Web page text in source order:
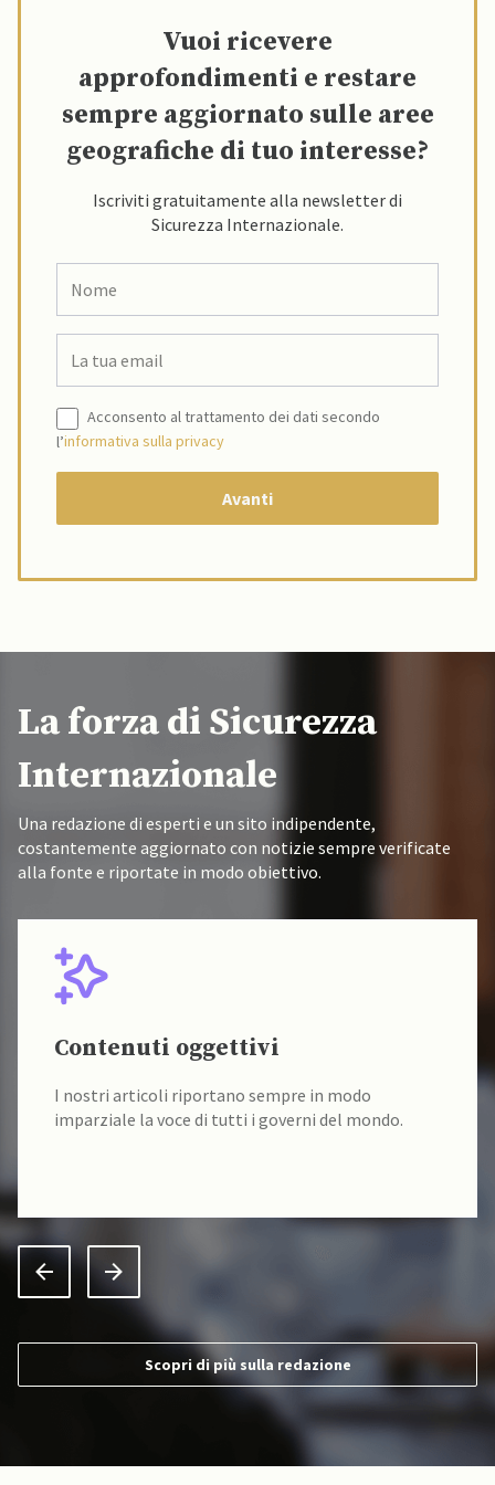
Vuoi ricevere
approfondimenti e restare
sempre aggiornato sulle aree
geografiche di tuo interesse?
Iscriviti gratuitamente alla newsletter di
Sicurezza Internazionale.
Acconsento al trattamento dei dati secondo
l’informativa sulla privacy
La forza di Sicurezza
Internazionale
Una redazione di esperti e un sito indipendente,
costantemente aggiornato con notizie sempre verificate
alla fonte e riportate in modo obiettivo.
Contenuti oggettivi
I nostri articoli riportano sempre in modo
imparziale la voce di tutti i governi del mondo.
Scopri di più sulla redazione